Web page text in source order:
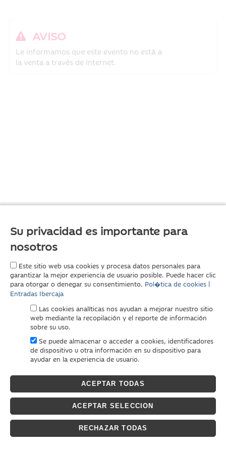
AVISO
Le informamos que este evento no está a
la venta a través de Internet.
Su privacidad es importante para
nosotros
Este sitio web usa cookies y procesa datos personales para
garantizar la mejor experiencia de usuario posible. Puede hacer clic
para otorgar o denegar su consentimiento. Pol�tica de cookies |
Entradas Ibercaja
Las cookies analíticas nos ayudan a mejorar nuestro sitio
web mediante la recopilación y el reporte de información
sobre su uso.
Se puede almacenar o acceder a cookies, identificadores
de dispositivo u otra información en su dispositivo para
ayudar en la experiencia de usuario.
ACEPTAR TODAS
ACEPTAR SELECCION
RECHAZAR TODAS